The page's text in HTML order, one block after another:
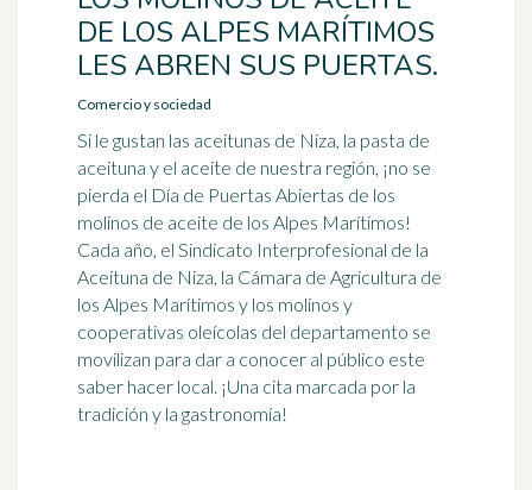
DE LOS ALPES MARÍTIMOS
LES ABREN SUS PUERTAS.
Comercio y sociedad
Si le gustan las aceitunas de Niza, la pasta de
aceituna y el aceite de nuestra región, ¡no se
pierda el Día de Puertas Abiertas de los
molinos de aceite de los Alpes Marítimos!
Cada año, el Sindicato Interprofesional de la
Aceituna de Niza, la Cámara de Agricultura de
los Alpes Marítimos y los molinos y
cooperativas oleícolas del departamento se
movilizan para dar a conocer al público este
saber hacer local. ¡Una cita marcada por la
tradición y la gastronomía!